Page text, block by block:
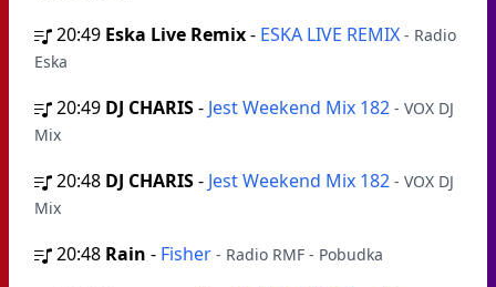
20:49 Eska Live Remix- ESKA LIVE REMIX - Radio
Eska
20:49 DJ CHARIS- Jest Weekend Mix 182 - VOX DJ
Mix
20:48 DJ CHARIS- Jest Weekend Mix 182 - VOX DJ
Mix
20:48 Rain - Fisher - Radio RMF - Pobudka